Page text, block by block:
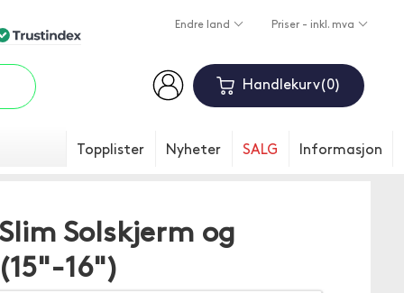
Endre land Priser - inkl. mva
Handlekurv 0
Topplister Nyheter SALG Informasjon
Solskjerm og
16")